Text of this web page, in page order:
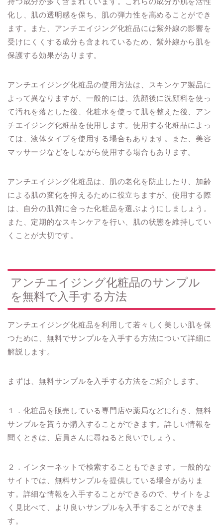
化し、肌の透明感を保ち、肌の弾力性を高めることができ
ます。また、アンチエイジング化粧品には紫外線の影響を
受けにくくする成分も含まれているため、紫外線から肌を
保護する効果があります。
アンチエイジング化粧品の使用方法は、スキンケア製品に
よって異なりますが、一般的には、洗顔後に洗顔料を使っ
て汚れを落とした後、化粧水を使って肌を整えた後、アン
チエイジング化粧品を使用します。使用する化粧品によっ
ては、液体タイプを使用する場合もあります。また、美容
マッサージなどをしながら使用する場合もあります。
アンチエイジング化粧品は、肌の老化を防止したり、加齢
による肌の変化を抑えるために役立ちますが、使用する際
は、自分の肌質に合った化粧品を選ぶようにしましょう。
また、定期的なスキンケアを行い、肌の状態を維持してい
くことが大切です。
アンチエイジング化粧品のサンプル
を無料で入手する方法
アンチエイジング化粧品を利用して若々しく美しい肌を保
つために、無料でサンプルを入手する方法について詳細に
解説します。
まずは、無料サンプルを入手する方法をご紹介します。
１．化粧品を販売している専門店や薬局などに行き、無料
サンプルを貰うか購入することができます。詳しい情報を
聞くときは、店員さんに尋ねると良いでしょう。
２．インターネットで検索することもできます。一般的な
サイトでは、無料サンプルを提供している場合がありま
す。詳細な情報を入手することができるので、サイトをよ
く見比べて、より良いサンプルを入手することができま
す。